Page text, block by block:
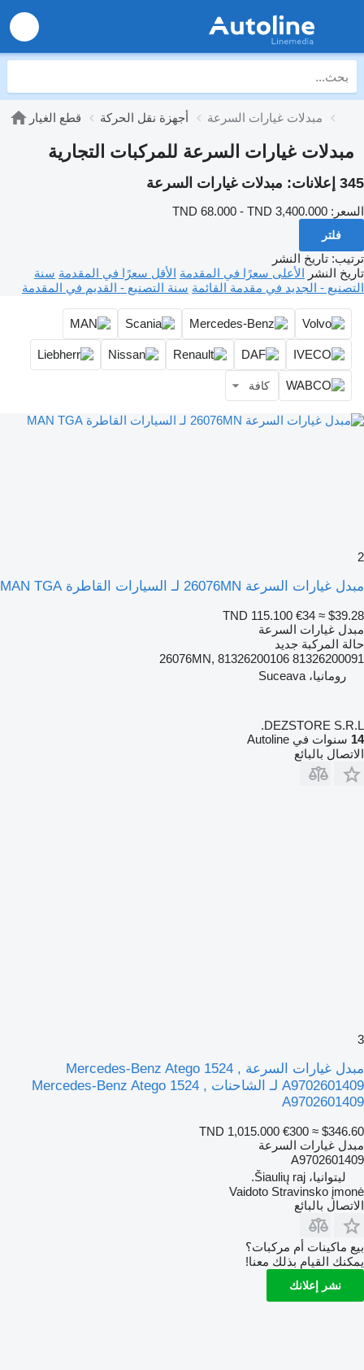
قطع الغيار أجهزة نقل الحركة مبدلات غيارات السرعة
مبدلات غيارات السرعة للمركبات التجارية
345 إعلانات: مبدلات غيارات السرعة
السعر: TND 68.000 - TND 3,400.000
فلتر
ترتيب: تاريخ النشر
تاريخ النشر الأعلى سعرًا في المقدمة الأقل سعرًا في المقدمة سنة
التصنيع - الجديد في مقدمة القائمة سنة التصنيع - القديم في المقدمة
كافة
2
مبدل غيارات السرعة 26076MN لـ السيارات القاطرة MAN TGA
TND 115.100 €34 ≈ $39.28
مبدل غيارات السرعة
حالة المركبة جديد
26076MN, 81326200106 81326200091
رومانيا، Suceava
DEZSTORE S.R.L.
14 سنوات في Autoline
الاتصال بالبائع
3
مبدل غيارات السرعة Mercedes-Benz Atego 1524 ,
A9702601409 لـ الشاحنات Mercedes-Benz Atego 1524 ,
A9702601409
TND 1,015.000 €300 ≈ $346.60
مبدل غيارات السرعة
A9702601409
ليتوانيا، Šiaulių raj.
Vaidoto Stravinsko įmonė
الاتصال بالبائع
بيع ماكينات أم مركبات؟
يمكنك القيام بذلك معنا!
نشر إعلانك